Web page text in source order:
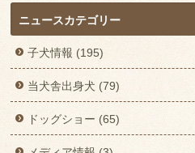
ニュースカテゴリー
子犬情報 (195)
当犬舎出身犬 (79)
ドッグショー (65)